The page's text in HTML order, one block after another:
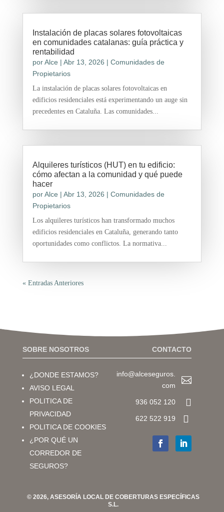
Instalación de placas solares fotovoltaicas
en comunidades catalanas: guía práctica y
rentabilidad
porAlce | Abr 13, 2026 | Comunidades de
Propietarios
La instalación de placas solares fotovoltaicas en
edificios residenciales está experimentando un auge sin
precedentes en Cataluña. Las comunidades...
Alquileres turísticos (HUT) en tu edificio:
cómo afectan a la comunidad y qué puede
hacer
porAlce | Abr 13, 2026 | Comunidades de
Propietarios
Los alquileres turísticos han transformado muchos
edificios residenciales en Cataluña, generando tanto
oportunidades como conflictos. La normativa...
« Entradas Anteriores
SOBRE NOSOTROS
¿DONDE ESTAMOS?
AVISO LEGAL
POLITICA DE
PRIVACIDAD
POLITICA DE COOKIES
¿POR QUÉ UN
CORREDOR DE
SEGUROS?
CONTACTO

info@alceseguros.
com

936 052 120

622 522 919
© 2026, ASESORÍA LOCAL DE COBERTURAS ESPECÍFICAS
S.L.